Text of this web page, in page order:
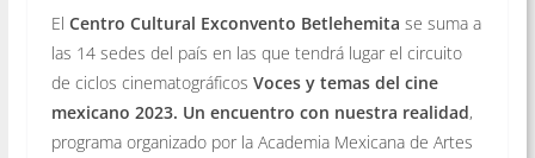
El Centro Cultural Exconvento Betlehemita se suma a
las 14 sedes del país en las que tendrá lugar el circuito
de ciclos cinematográficos Voces y temas del cine
mexicano 2023. Un encuentro con nuestra realidad,
programa organizado por la Academia Mexicana de Artes